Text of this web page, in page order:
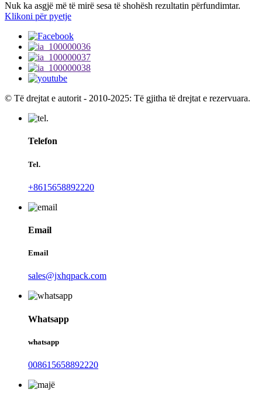
Nuk ka asgjë më të mirë sesa të shohësh rezultatin përfundimtar.
Klikoni për pyetje
© Të drejtat e autorit - 2010-2025: Të gjitha të drejtat e rezervuara.
Telefon
Tel.
+8615658892220
Email
Email
sales@jxhqpack.com
Whatsapp
whatsapp
008615658892220